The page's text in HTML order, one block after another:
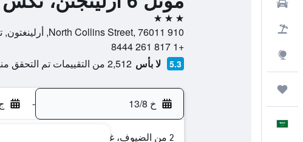
3 نجوم
910 North Collins Street, 76011, أرلينغتون, تكساس, الولايات المتحدة الأميريكية
+1 817 261 8444
5.3 لا بأس 2,512 من التقييمات تم التحقق منها
خ 13/8 - ج
2 من الضيوف، غرفة واحدة